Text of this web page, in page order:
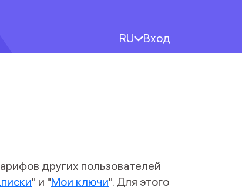
RU Вход
других пользователей
" и "Мои ключи". Для этого